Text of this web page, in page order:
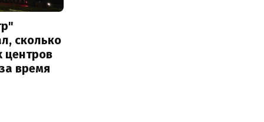
сколько
центров
время